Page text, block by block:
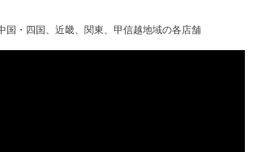
国・四国、近畿、関東、甲信越地域の各店舗